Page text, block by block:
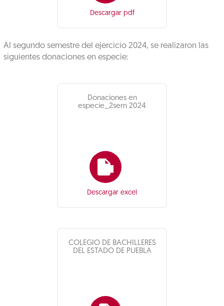
Descargar pdf
Al segundo semestre del ejercicio 2024, se realizaron las
siguientes donaciones en especie:
Donaciones en
especie_2sem 2024
Descargar excel
COLEGIO DE BACHILLERES
DEL ESTADO DE PUEBLA